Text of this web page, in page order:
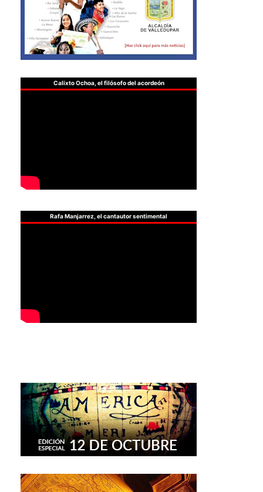
Calixto Ochoa, el filósofo del acordeón
Rafa Manjarrez, el cantautor sentimental